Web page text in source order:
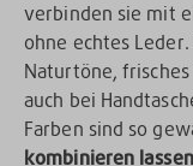
verbinden sie mit
ohne echtes
Naturtöne,
auch bei
Farben sind so
kombinieren lassen